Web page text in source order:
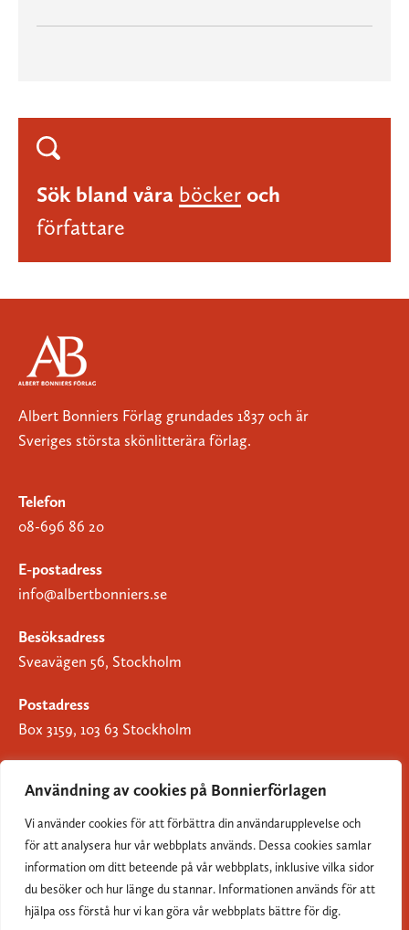
Användning av cookies på Bonnierförlagen
Vi använder cookies för att förbättra din användarupplevelse och
för att analysera hur vår webbplats används. Dessa cookies samlar
information om ditt beteende på vår webbplats, inklusive vilka sidor
du besöker och hur länge du stannar. Informationen används för att
hjälpa oss förstå hur vi kan göra vår webbplats bättre för dig.
Sök bland våra böcker och
författare
Albert Bonniers Förlag grundades 1837 och är
Sveriges största skönlitterära förlag.
Telefon
08-696 86 20
E-postadress
info@albertbonniers.se
Besöksadress
Sveavägen 56, Stockholm
Postadress
Box 3159, 103 63 Stockholm
Om Bonnierförlagen
Cookies
Integritetspolicy